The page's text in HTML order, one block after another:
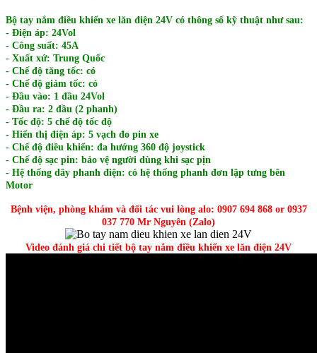
Bộ tay nắm điều khiển xe lăn điện 24V có thông số kỹ thuật như sau:
- Điện áp: 24Vol
- Công suất: 45A
- Xuất xứ: Trung Quốc
- Chế độ tăng tốc: có
- Chế độ giảm tốc: có
- Đầu vào: 1 đầu 24Vol
- Đầu ra: 2 đầu (2 phanh)
- Tốc độ: 5 chế độ tốc độ
- Hiển thị điện áp: 5 vạch đo pin xe
- Chế độ điều khiển: đa hướng 360 độ joystick
- Chế độ sạc pin: bảo vệ người dùng khi sạc pịn
- Hệ thống dây phanh điện: có hệ thống phanh đơn lập tưng bên
Motor
Bệnh viện, phòng khám và đối tác vui lòng alo: 0907 694 868 or 0937
037 770 Mr Nguyên (Zalo)
Video đánh giá chi tiết bộ tay nắm điều khiển xe lăn điện 24V